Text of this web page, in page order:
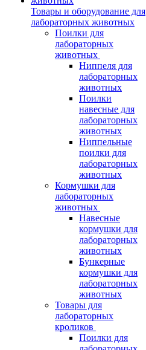
Товары и оборудование для
лабораторных животных
Поилки для
лабораторных
животных
Ниппеля для
лабораторных
животных
Поилки
навесные для
лабораторных
животных
Ниппельные
поилки для
лабораторных
животных
Кормушки для
лабораторных
животных
Навесные
кормушки для
лабораторных
животных
Бункерные
кормушки для
лабораторных
животных
Товары для
лабораторных
кроликов
Поилки для